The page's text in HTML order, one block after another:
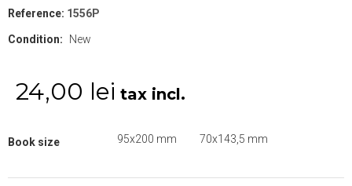
Reference: 1556P
Condition: New
24,00 lei tax incl.
Book size 95x200 mm 70x143,5 mm